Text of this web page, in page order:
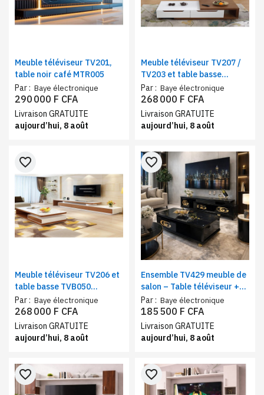
Meuble téléviseur TV201,
table noir café MTR005
Par : Baye électronique
290 000 F CFA
Livraison GRATUITE
aujourd’hui, 8 août
Meuble téléviseur TV207 /
TV203 et table basse
TVB048 assortie blanc
marron
Par : Baye électronique
268 000 F CFA
Livraison GRATUITE
aujourd’hui, 8 août
Meuble téléviseur TV206 et
table basse TVB050
assortie blanc beige
Par : Baye électronique
favorite_border
268 000 F CFA
Livraison GRATUITE
aujourd’hui, 8 août
Ensemble TV429 meuble de
salon – Table téléviseur +
table basse noir
Par : Baye électronique
favorite_border
185 500 F CFA
Livraison GRATUITE
aujourd’hui, 8 août
favorite_border favorite_border